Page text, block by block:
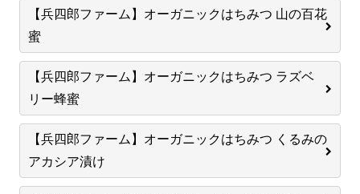
【兵四郎ファーム】オーガニックはちみつ 山の百花
蜜
【兵四郎ファーム】オーガニックはちみつ ラズベ
リー蜂蜜
【兵四郎ファーム】オーガニックはちみつ くるみの
アカシア漬け